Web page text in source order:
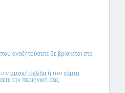
αναζητούσατε δε βρίσκεται στο
αρχική σελίδα ή στο χάρτη
την περιήγισή σας